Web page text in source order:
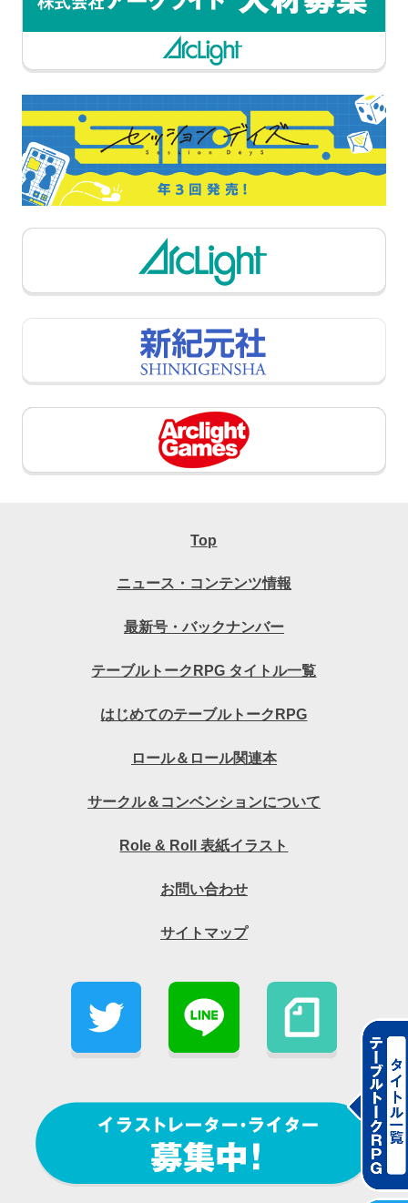
Top
ニュース・コンテンツ情報
最新号・バックナンバー
テーブルトークRPG タイトル一覧
はじめてのテーブルトークRPG
ロール＆ロール関連本
サークル＆コンベンションについて
Role & Roll 表紙イラスト
お問い合わせ
サイトマップ